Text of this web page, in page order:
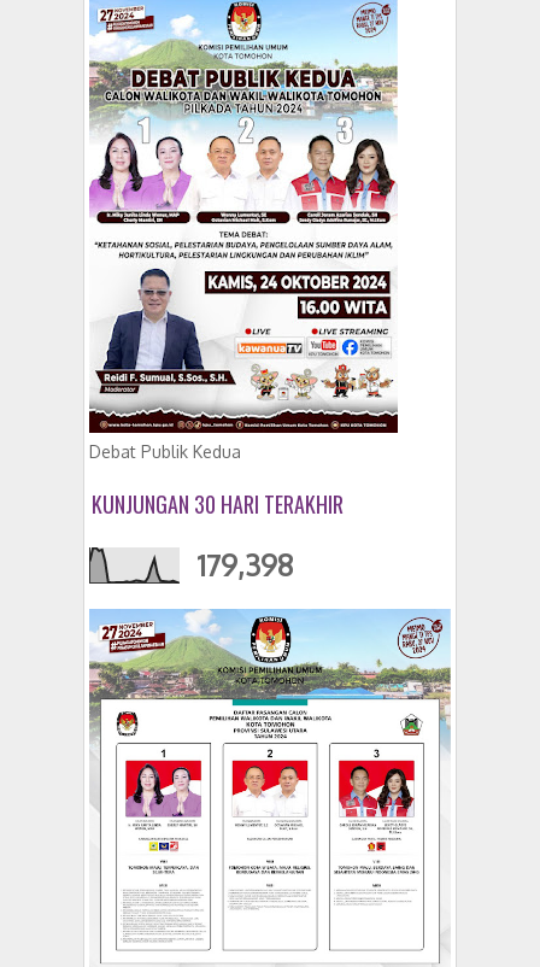
Debat Publik Kedua
KUNJUNGAN 30 HARI TERAKHIR
179,398